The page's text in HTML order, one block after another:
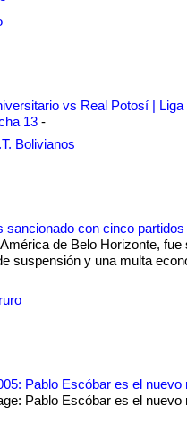
vs Real Potosí | Liga
13 -
Bolivianos
sancionado con cinco partidos
de Belo Horizonte, fue
suspensión y una multa
Pablo Escóbar es el nuevo
Pablo Escóbar es el nuevo